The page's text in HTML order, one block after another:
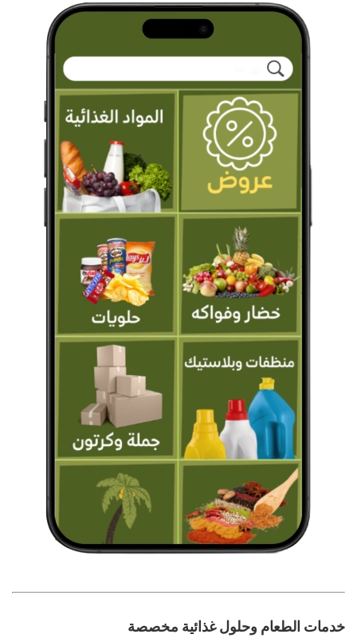
خدمات الطعام وحلول غذائية مخصصة